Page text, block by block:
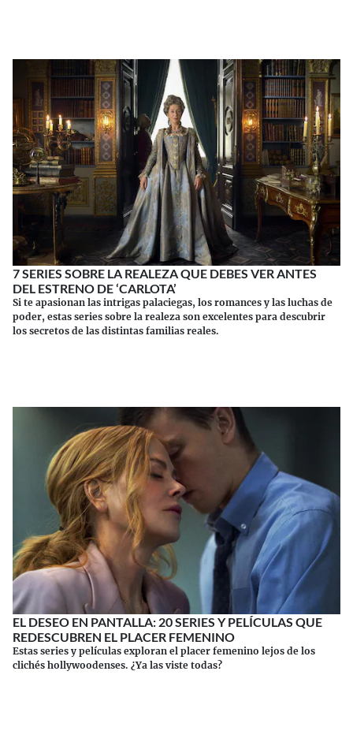
7 SERIES SOBRE LA REALEZA QUE DEBES VER ANTES
DEL ESTRENO DE ‘CARLOTA’
Si te apasionan las intrigas palaciegas, los romances y las luchas de
poder, estas series sobre la realeza son excelentes para descubrir
los secretos de las distintas familias reales.
EL DESEO EN PANTALLA: 20 SERIES Y PELÍCULAS QUE
REDESCUBREN EL PLACER FEMENINO
Estas series y películas exploran el placer femenino lejos de los
clichés hollywoodenses. ¿Ya las viste todas?